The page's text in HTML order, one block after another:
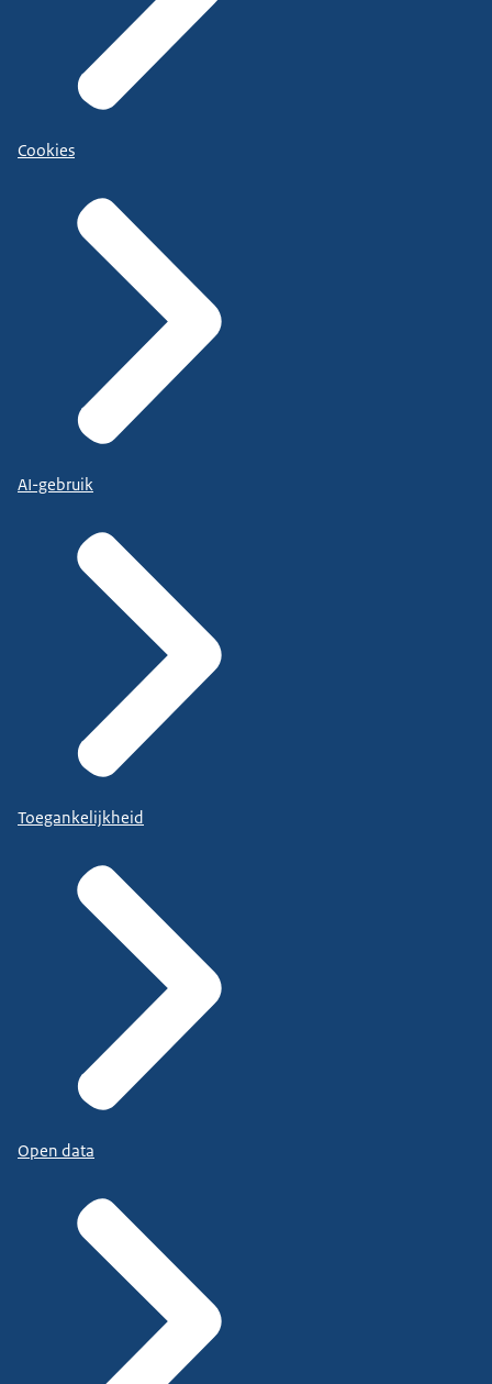
Cookies
AI-gebruik
Toegankelijkheid
Open data